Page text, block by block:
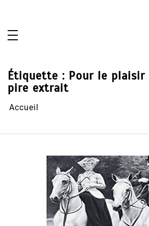
Étiquette : Pour le
pire extrait
Accueil